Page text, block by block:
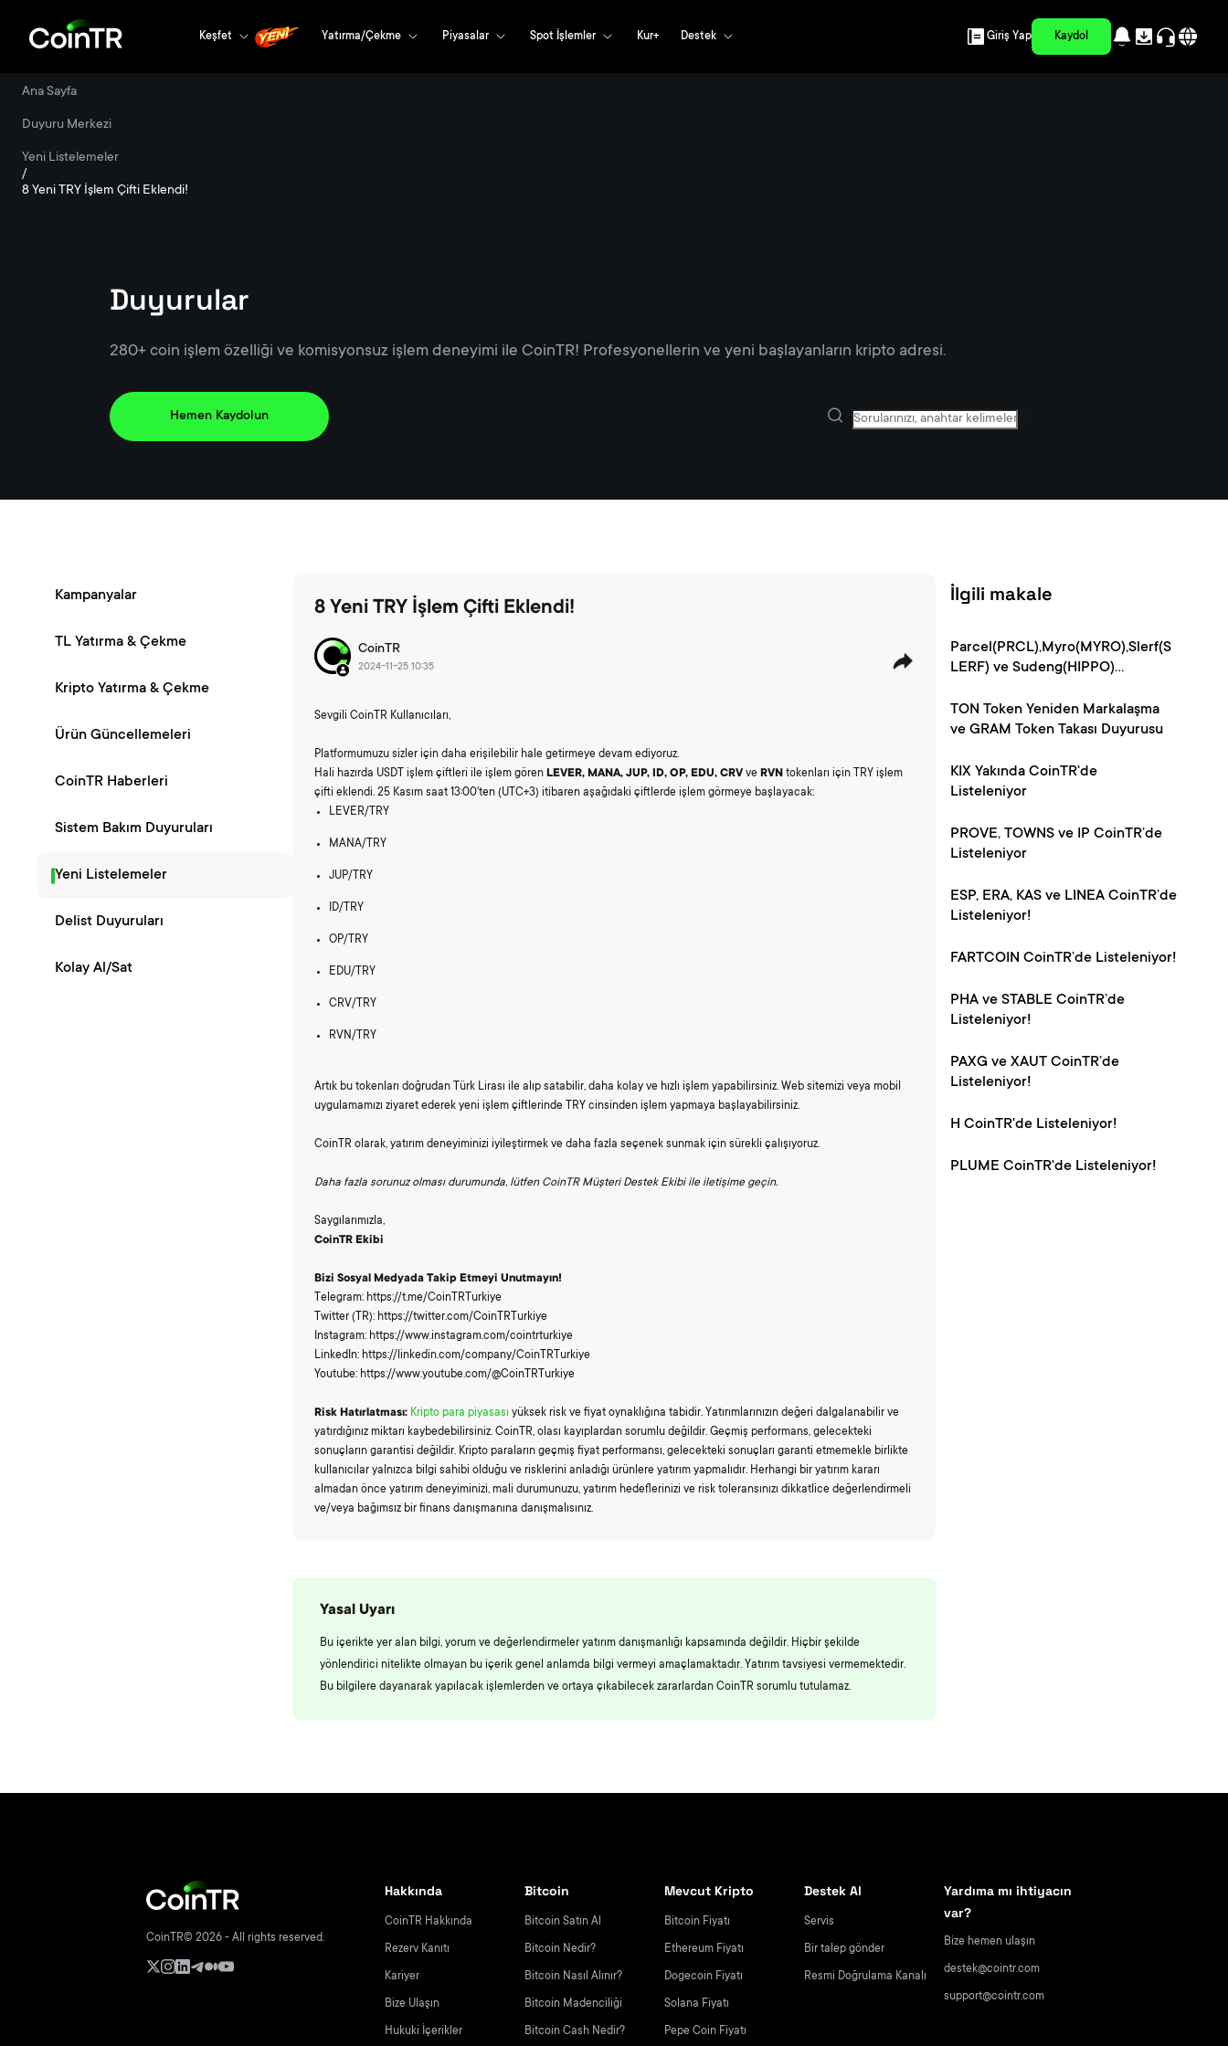
Keşfet Yatırma/Çekme Piyasalar Spot İşlemler Kur+ Destek Giriş Yap Kaydol
Ana Sayfa
Duyuru Merkezi
Yeni Listelemeler
/
8 Yeni TRY İşlem Çifti Eklendi!
Duyurular
280+ coin işlem özelliği ve komisyonsuz işlem deneyimi ile CoinTR! Profesyonellerin ve yeni başlayanların kripto adresi.
Hemen Kaydolun
Kampanyalar
TL Yatırma & Çekme
Kripto Yatırma & Çekme
Ürün Güncellemeleri
CoinTR Haberleri
Sistem Bakım Duyuruları
Yeni Listelemeler
Delist Duyuruları
Kolay Al/Sat
8 Yeni TRY İşlem Çifti Eklendi!
CoinTR
2024-11-25 10:35
Sevgili CoinTR Kullanıcıları,
Platformumuzu sizler için daha erişilebilir hale getirmeye devam ediyoruz.
Hali hazırda USDT işlem çiftleri ile işlem gören LEVER, MANA, JUP, ID, OP, EDU, CRV ve RVN tokenları için TRY işlem
çifti eklendi. 25 Kasım saat 13:00'ten (UTC+3) itibaren aşağıdaki çiftlerde işlem görmeye başlayacak:
LEVER/TRY
MANA/TRY
JUP/TRY
ID/TRY
OP/TRY
EDU/TRY
CRV/TRY
RVN/TRY
Artık bu tokenları doğrudan Türk Lirası ile alıp satabilir, daha kolay ve hızlı işlem yapabilirsiniz. Web sitemizi veya mobil
uygulamamızı ziyaret ederek yeni işlem çiftlerinde TRY cinsinden işlem yapmaya başlayabilirsiniz.
CoinTR olarak, yatırım deneyiminizi iyileştirmek ve daha fazla seçenek sunmak için sürekli çalışıyoruz.
Daha fazla sorunuz olması durumunda, lütfen CoinTR Müşteri Destek Ekibi ile iletişime geçin.
Saygılarımızla,
CoinTR Ekibi
Bizi Sosyal Medyada Takip Etmeyi Unutmayın!
Telegram: https://t.me/CoinTRTurkiye
Twitter (TR): https://twitter.com/CoinTRTurkiye
Instagram: https://www.instagram.com/cointrturkiye
LinkedIn: https://linkedin.com/company/CoinTRTurkiye
Youtube: https://www.youtube.com/@CoinTRTurkiye
Risk Hatırlatması: Kripto para piyasası yüksek risk ve fiyat oynaklığına tabidir. Yatırımlarınızın değeri dalgalanabilir ve
yatırdığınız miktarı kaybedebilirsiniz. CoinTR, olası kayıplardan sorumlu değildir. Geçmiş performans, gelecekteki
sonuçların garantisi değildir. Kripto paraların geçmiş fiyat performansı, gelecekteki sonuçları garanti etmemekle birlikte
kullanıcılar yalnızca bilgi sahibi olduğu ve risklerini anladığı ürünlere yatırım yapmalıdır. Herhangi bir yatırım kararı
almadan önce yatırım deneyiminizi, mali durumunuzu, yatırım hedeflerinizi ve risk toleransınızı dikkatlice değerlendirmeli
ve/veya bağımsız bir finans danışmanına danışmalısınız.
Yasal Uyarı
Bu içerikte yer alan bilgi, yorum ve değerlendirmeler yatırım danışmanlığı kapsamında değildir. Hiçbir şekilde
yönlendirici nitelikte olmayan bu içerik genel anlamda bilgi vermeyi amaçlamaktadır. Yatırım tavsiyesi vermemektedir.
Bu bilgilere dayanarak yapılacak işlemlerden ve ortaya çıkabilecek zararlardan CoinTR sorumlu tutulamaz.
İlgili makale
Parcel(PRCL),Myro(MYRO),Slerf(S
LERF) ve Sudeng(HIPPO)
TON Token Yeniden Markalaşma
ve GRAM Token Takası Duyurusu
KIX Yakında CoinTR'de
Listeleniyor
PROVE, TOWNS ve IP CoinTR’de
Listeleniyor
ESP, ERA, KAS ve LINEA CoinTR’de
Listeleniyor!
FARTCOIN CoinTR’de Listeleniyor!
PHA ve STABLE CoinTR’de
Listeleniyor!
PAXG ve XAUT CoinTR’de
Listeleniyor!
H CoinTR'de Listeleniyor!
PLUME CoinTR'de Listeleniyor!
CoinTR© 2026 - All rights reserved.
Hakkında
CoinTR Hakkında
Rezerv Kanıtı
Kariyer
Bize Ulaşın
Hukuki İçerikler
Bitcoin
Bitcoin Satın Al
Bitcoin Nedir?
Bitcoin Nasıl Alınır?
Bitcoin Madenciliği
Bitcoin Cash Nedir?
Mevcut Kripto
Bitcoin Fiyatı
Ethereum Fiyatı
Dogecoin Fiyatı
Solana Fiyatı
Pepe Coin Fiyatı
Destek Al
Servis
Bir talep gönder
Resmi Doğrulama Kanalı
Yardıma mı ihtiyacın
var?
Bize hemen ulaşın
destek@cointr.com
support@cointr.com